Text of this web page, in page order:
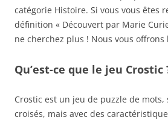
catégorie Histoire. Si vous vous êtes
définition « Découvert par Marie
ne cherchez plus ! Nous vous offrons
Qu’est-ce que le jeu Crostic
Crostic est un jeu de puzzle de
croisés, mais avec des